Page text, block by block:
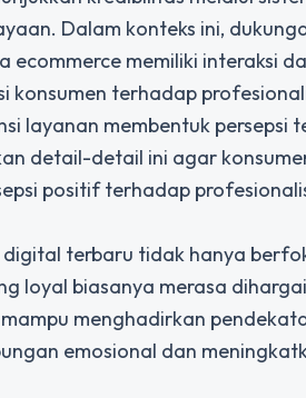
Dalam konteks ini,
memiliki interaksi
konsumen terhadap
layanan membentuk persepsi
detail-detail ini agar
positif terhadap
terbaru tidak hanya
loyal biasanya merasa
menghadirkan
emosional dan